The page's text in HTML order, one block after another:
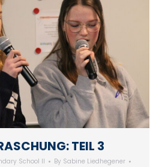
TEIL 3
School II By Sabine Liedhegener